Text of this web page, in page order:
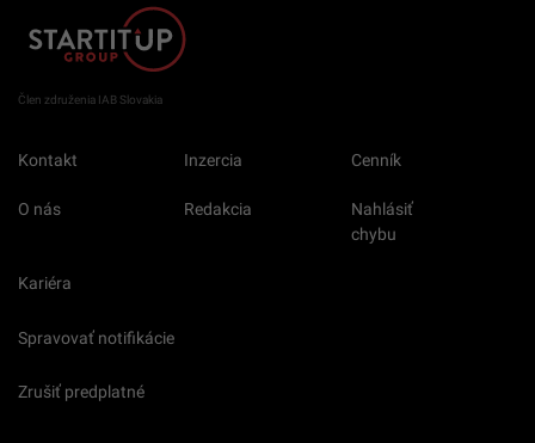
Člen združenia IAB Slovakia
Kontakt Inzercia Cenník
O nás Redakcia
Nahlásiť
chybu
Kariéra
Spravovať notifikácie
Zrušiť predplatné